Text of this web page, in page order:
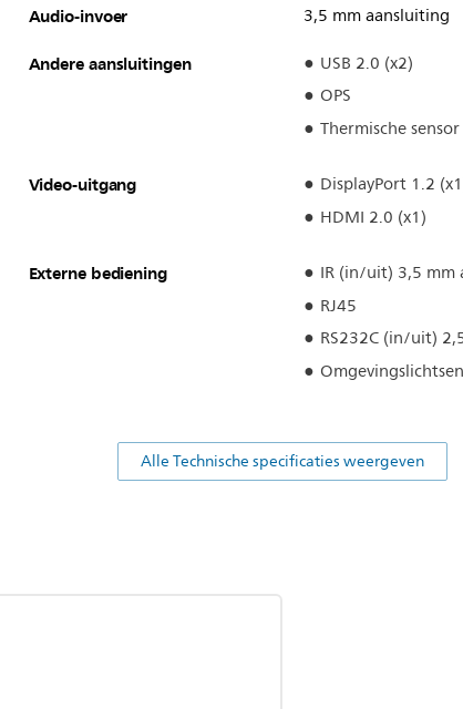
Audio-invoer 3,5 mm aansluiting
Andere aansluitingen
USB 2.0 (x2)
OPS
Thermische sensor
Video-uitgang
DisplayPort 1.2
HDMI 2.0 (x1)
Externe bediening
IR (in/uit) 3,5 mm
RJ45
RS232C (in/uit)
Alle Technische specificaties weergeven